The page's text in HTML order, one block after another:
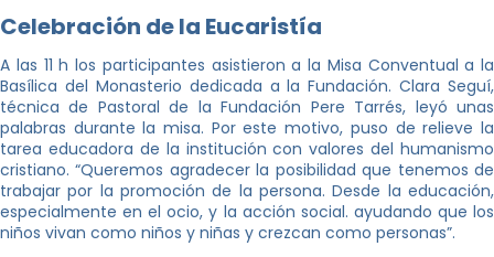
Celebración de la Eucaristía
A las 11 h los participantes asistieron a la Misa Conventual a la
Basílica del Monasterio dedicada a la Fundación. Clara Seguí,
técnica de Pastoral de la Fundación Pere Tarrés, leyó unas
palabras durante la misa. Por este motivo, puso de relieve la
tarea educadora de la institución con valores del humanismo
cristiano. “Queremos agradecer la posibilidad que tenemos de
trabajar por la promoción de la persona. Desde la educación,
especialmente en el ocio, y la acción social. ayudando que los
niños vivan como niños y niñas y crezcan como personas”.